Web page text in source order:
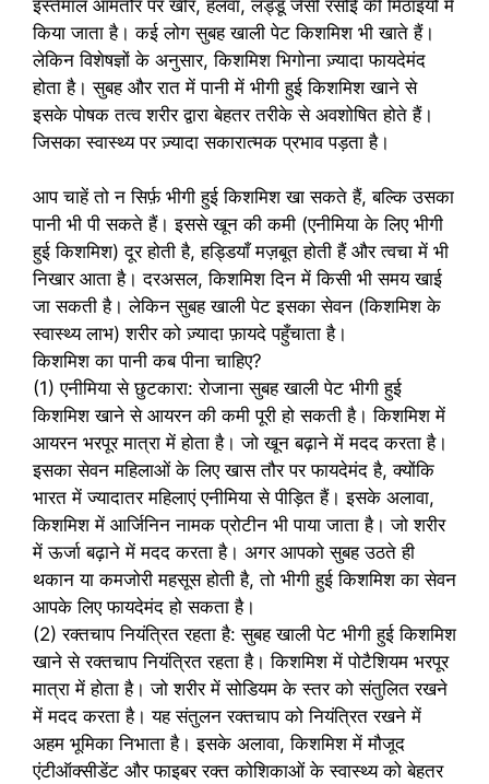
इस्तेमाल आमतौर पर खीर, हलवा, लड्डू जैसी रसोई की मिठाइयों में
किया जाता है। कई लोग सुबह खाली पेट किशमिश भी खाते हैं।
लेकिन विशेषज्ञों के अनुसार, किशमिश भिगोना ज़्यादा फायदेमंद
होता है। सुबह और रात में पानी में भीगी हुई किशमिश खाने से
इसके पोषक तत्व शरीर द्वारा बेहतर तरीके से अवशोषित होते हैं।
जिसका स्वास्थ्य पर ज़्यादा सकारात्मक प्रभाव पड़ता है।
आप चाहें तो न सिर्फ़ भीगी हुई किशमिश खा सकते हैं, बल्कि उसका
पानी भी पी सकते हैं। इससे खून की कमी (एनीमिया के लिए भीगी
हुई किशमिश) दूर होती है, हड्डियाँ मज़बूत होती हैं और त्वचा में भी
निखार आता है। दरअसल, किशमिश दिन में किसी भी समय खाई
जा सकती है। लेकिन सुबह खाली पेट इसका सेवन (किशमिश के
स्वास्थ्य लाभ) शरीर को ज़्यादा फ़ायदे पहुँचाता है।
किशमिश का पानी कब पीना चाहिए?
(1) एनीमिया से छुटकारा: रोजाना सुबह खाली पेट भीगी हुई
किशमिश खाने से आयरन की कमी पूरी हो सकती है। किशमिश में
आयरन भरपूर मात्रा में होता है। जो खून बढ़ाने में मदद करता है।
इसका सेवन महिलाओं के लिए खास तौर पर फायदेमंद है, क्योंकि
भारत में ज्यादातर महिलाएं एनीमिया से पीड़ित हैं। इसके अलावा,
किशमिश में आर्जिनिन नामक प्रोटीन भी पाया जाता है। जो शरीर
में ऊर्जा बढ़ाने में मदद करता है। अगर आपको सुबह उठते ही
थकान या कमजोरी महसूस होती है, तो भीगी हुई किशमिश का सेवन
आपके लिए फायदेमंद हो सकता है।
(2) रक्तचाप नियंत्रित रहता है: सुबह खाली पेट भीगी हुई किशमिश
खाने से रक्तचाप नियंत्रित रहता है। किशमिश में पोटैशियम भरपूर
मात्रा में होता है। जो शरीर में सोडियम के स्तर को संतुलित रखने
में मदद करता है। यह संतुलन रक्तचाप को नियंत्रित रखने में
अहम भूमिका निभाता है। इसके अलावा, किशमिश में मौजूद
एंटीऑक्सीडेंट और फाइबर रक्त कोशिकाओं के स्वास्थ्य को बेहतर